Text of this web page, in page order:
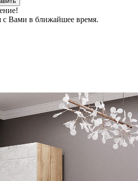
Вами в ближайшее время.